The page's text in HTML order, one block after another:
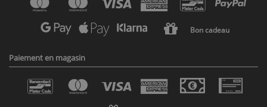
Bon cadeau
Paiement en magasin